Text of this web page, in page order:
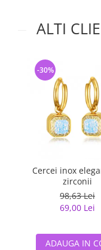
ALTI
Cercei inox
zirconii
98,63 Lei
69,00 Lei
-30%
ADAUGA IN